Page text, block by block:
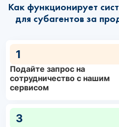
Как функционирует
для субагентов за
1
Подайте запрос на
сотрудничество с нашим
сервисом
3